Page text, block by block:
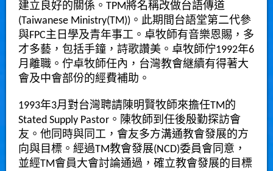
建立良好的關係。TPM將名稱改做台語傳道
(Taiwanese Ministry(TM))。此期間台語堂第二代參
與FPC主日學及青年事工。卓牧師有音樂恩賜，多
才多藝，包括手鐘，詩歌讚美。卓牧師佇1992年6
月離職。佇卓牧師任內，台灣教會継續有得著大
會及中會部份的經費補助。
1993年3月對台灣聘請陳明賢牧師來擔任TM的
Stated Supply Pastor。陳牧師到任後殷勤探訪會
友。他同時與同工，會友多方溝通教會發展的方
向與目標。經過TM教會發展(NCD)委員會同意，
並經TM會員大會討論通過，確立教會發展的目標